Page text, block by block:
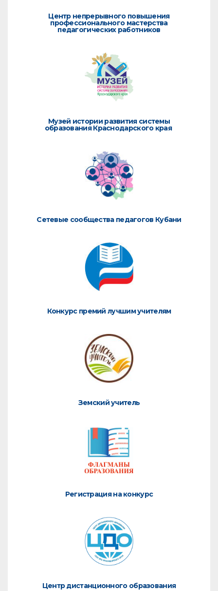
Центр непрерывного повышения
профессионального мастерства
педагогических работников
Музей истории развития системы
образования Краснодарского края
Сетевые сообщества педагогов Кубани
Конкурс премий лучшим учителям
Земский учитель
Регистрация на конкурс
Центр дистанционного образования